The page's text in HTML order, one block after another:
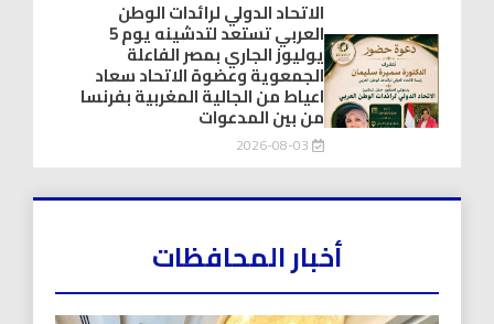
الاتحاد الدولي لرائدات الوطن
العربي تستعد لتدشينه يوم 5
يوليوز الجاري بمصر الفاعلة
الجمعوية وعضوة الاتحاد سعاد
اعياط من الجالية المغربية بفرنسا
من بين المدعوات
2026-08-03
أخبار المحافظات